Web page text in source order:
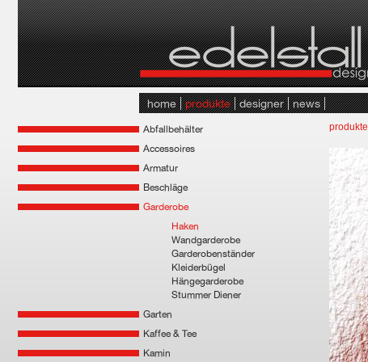
home produkte designer news
Abfallbehälter
Accessoires
Armatur
Beschläge
Garderobe
Haken
Wandgarderobe
Garderobenständer
Kleiderbügel
Hängegarderobe
Stummer Diener
Garten
Kaffee & Tee
Kamin
produkte